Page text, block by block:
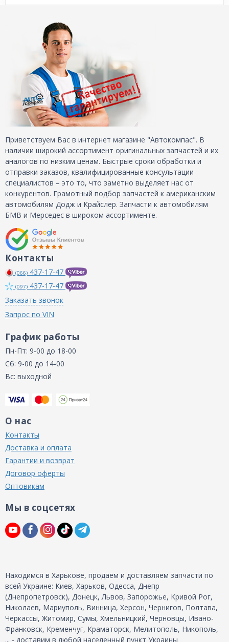
Приветствуем Вас в интернет магазине "Автокомпас". В
наличии широкий ассортимент оригинальных запчастей и их
аналогов по низким ценам. Быстрые сроки обработки и
отправки заказов, квалифицированные консультации
специалистов – это то, что заметно выделяет нас от
конкурентов. Грамотный подбор запчастей к американским
автомобилям Додж и Крайслер. Запчасти к автомобилям
БМВ и Мерседес в широком ассортименте.
Контакты
(066) 437-17-47
(097) 437-17-47
Заказать звонок
Запрос по VIN
График работы
Пн-Пт: 9-00 до 18-00
Сб: 9-00 до 14-00
Вс: выходной
О нас
Контакты
Доставка и оплата
Гарантии и возврат
Договор оферты
Оптовикам
Мы в соцсетях
Находимся в Харькове, продаем и доставляем запчасти по
всей Украине: Киев, Харьков, Одесса, Днепр
(Днепропетровск), Донецк, Львов, Запорожье, Кривой Рог,
Николаев, Мариуполь, Винница, Херсон, Чернигов, Полтава,
Черкассы, Житомир, Сумы, Хмельницкий, Черновцы, Ивано-
Франковск, Кременчуг, Краматорск, Мелитополь, Никополь,
... - доставим в любой населенный пункт Украины